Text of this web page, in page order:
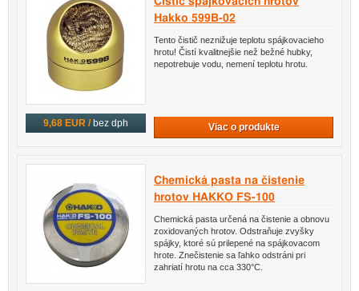
9,68 EUR /bez dph
Hakko 599B-02
Tento čistič neznižuje teplotu spájkovacieho
hrotu! Čistí kvalitnejšie než bežné hubky,
nepotrebuje vodu, nemení teplotu hrotu.
Viac o produkte
Chemická pasta na čistenie
hrotov HAKKO FS-100
Chemická pasta určená na čistenie a obnovu
zoxidovaných hrotov. Odstraňuje zvyšky
spájky, ktoré sú prilepené na spájkovacom
hrote. Znečistenie sa ľahko odstráni pri
zahriatí hrotu na cca 330°C.